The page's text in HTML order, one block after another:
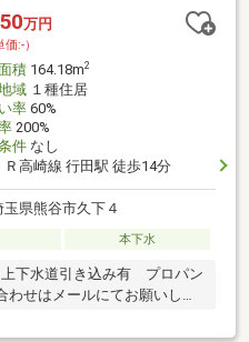
ーカー・工務店で建築OK！自
談可：お客様のスケジュー
も最適。
万円
価:-）
積164.18m2
域１種住居
率60%
200%
件なし
Ｒ高崎線 行田駅 徒歩14分
玉県熊谷市久下４
本下水
下水道引き込み有 プロパン
せはメールにてお願いしま